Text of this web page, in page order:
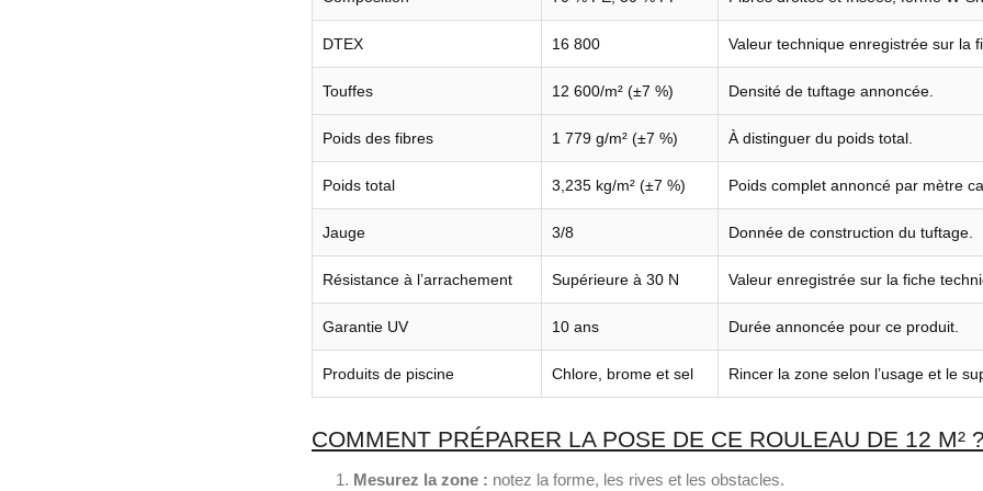
DTEX 16 800 Valeur technique enregistrée sur la
Touffes 12 600/m² (±7 %) Densité de tuftage annoncée.
Poids des fibres 1 779 g/m² (±7 %) À distinguer du poids total.
Poids total 3,235 kg/m² (±7 %) Poids complet annoncé par mètre
Jauge 3/8 Donnée de construction du tuftage.
Résistance à l’arrachement Supérieure à 30 N Valeur enregistrée sur la fiche
Garantie UV 10 ans Durée annoncée pour ce produit.
Produits de piscine Chlore, brome et sel Rincer la zone selon l’usage et le
COMMENT PRÉPARER LA POSE DE CE ROULEAU DE 12 M² ?
Mesurez la zone : notez la forme, les rives et les obstacles.